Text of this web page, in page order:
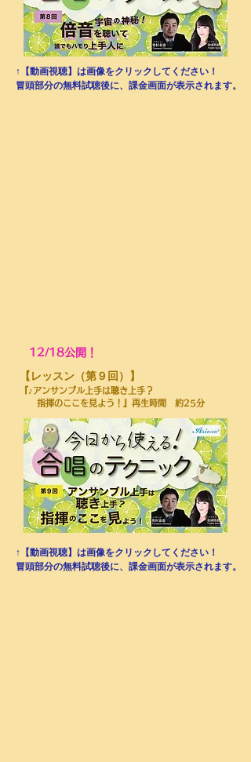
↑【動画視聴】は画像をクリックしてください！
​冒頭部分の無料試聴後に、課金画面が表示されます。
12/18公開！
​【レッスン（第９回）】
『♪アンサンブル上手は聴き上手？
指揮のここを見よう！』再生時間 約25分
↑【動画視聴】は画像をクリックしてください！
​冒頭部分の無料試聴後に、課金画面が表示されます。